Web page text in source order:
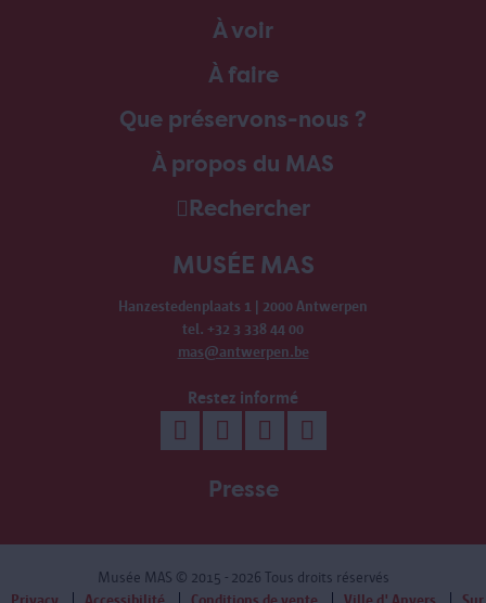
À voir
À faire
Que préservons-nous ?
À propos du MAS
Rechercher
MUSÉE MAS
Hanzestedenplaats 1 | 2000 Antwerpen
tel. +32 3 338 44 00
mas@antwerpen.be
Restez informé
Presse
Musée MAS © 2015 - 2026 Tous droits réservés